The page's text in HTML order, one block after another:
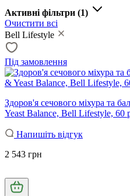
Активні фільтри (1)
Очистити всі
Bell Lifestyle
Під замовлення
Здоров'я сечового міхура та
Yeast Balance, Bell Lifestyle, 60
Напишіть відгук
2 543 грн